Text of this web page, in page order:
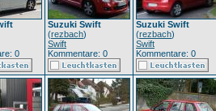
0
Suzuki Swift
(rezbach)
Swift
Kommentare: 0
Suzuki Swift
(rezbach)
Swift
Kommentare: 0